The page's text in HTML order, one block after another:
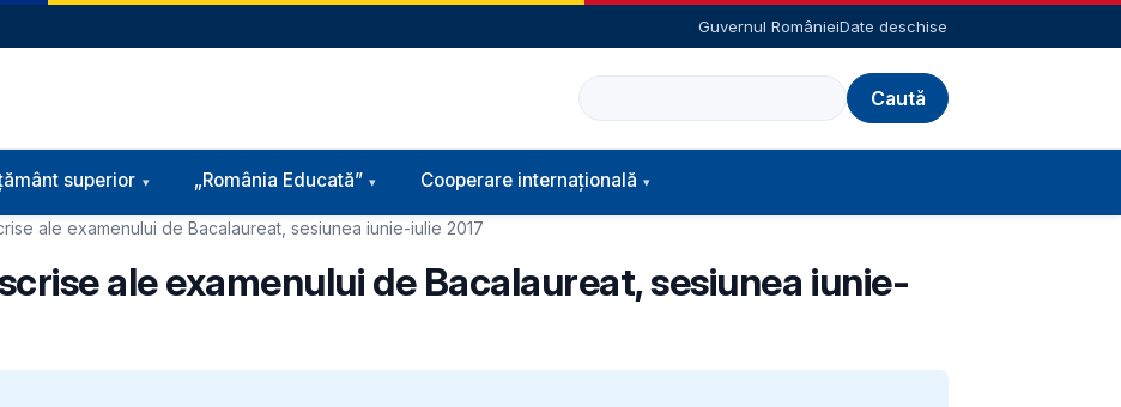
Guvernul RomânieiDate deschise
Caută
superior „România Educată” Cooperare internațională
ale examenului de Bacalaureat, sesiunea iunie-iulie 2017
ale examenului de Bacalaureat, sesiunea iunie-